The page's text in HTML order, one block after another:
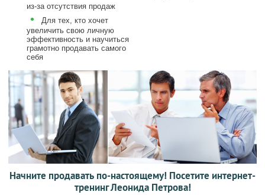
из-за отсутствия продаж
•
Для тех, кто хочет
увеличить свою личную
эффективность и научиться
грамотно продавать самого
себя
Начните продавать по-настоящему! Посетите интернет-
тренинг Леонида Петрова!